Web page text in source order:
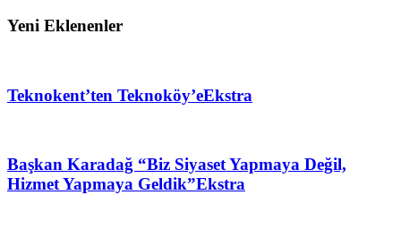
Yeni Eklenenler
Teknokent’ten Teknoköy’eEkstra
Başkan Karadağ “Biz Siyaset Yapmaya Değil,
Hizmet Yapmaya Geldik”Ekstra